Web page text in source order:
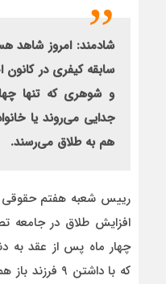
سابقه کیفری در
و شوهری که تنها
هم به طلاق می‌رسند.
رییس شعبه هفتم حقوقی
افزایش طلاق در جامعه
چهار ماه پس از عقد به
که با داشتن ۹